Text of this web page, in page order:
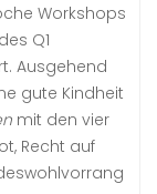
Workshops
Q1
Ausgehend
gute Kindheit
mit den vier
Recht auf